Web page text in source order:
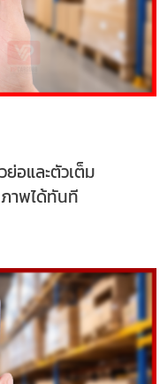
อและตัวเต็ม
าพได้ทันที